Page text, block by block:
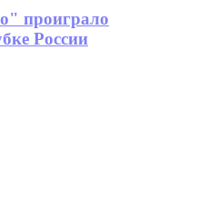
проиграло
России